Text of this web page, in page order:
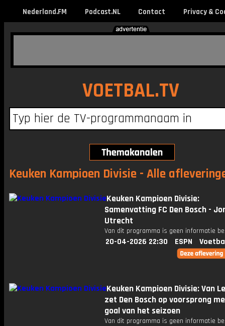
Nederland.FM Podcast.NL Contact Privacy &
VOETBAL.TV
Keuken Kampioen Divisie - Alle
Keuken Kampioen Divisie:
Samenvatting FC Den Bosch -
Utrecht
Van dit programma is geen informatie
20-04-2026 22:30 ESPN
Keuken Kampioen Divisie: Van
zet Den Bosch op voorsprong
goal van het seizoen
Van dit programma is geen informatie